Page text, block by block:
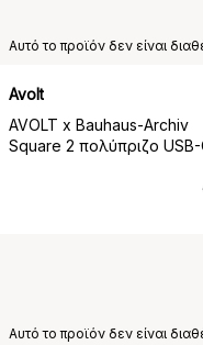
Avolt
AVOLT x Bauhaus-Archiv
Square 2 πολύπριζο USB-